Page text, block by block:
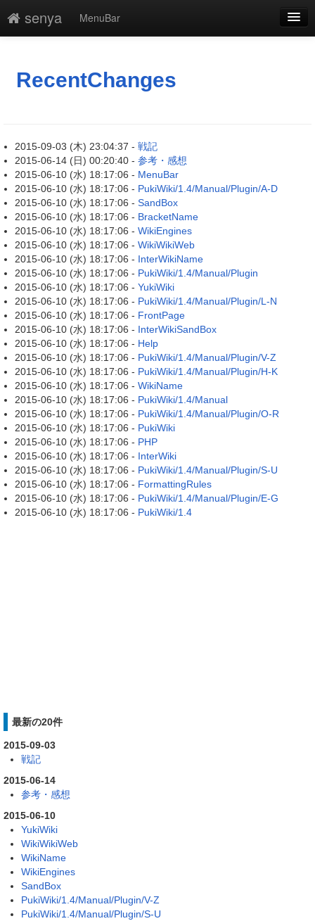
senya
MenuBar
最終更新
RecentChanges
2015-09-03 (木) 23:04:37 - 戦記
2015-06-14 (日) 00:20:40 - 参考・感想
2015-06-10 (水) 18:17:06 - MenuBar
2015-06-10 (水) 18:17:06 - PukiWiki/1.4/Manual/Plugin/A-D
2015-06-10 (水) 18:17:06 - SandBox
2015-06-10 (水) 18:17:06 - BracketName
2015-06-10 (水) 18:17:06 - WikiEngines
2015-06-10 (水) 18:17:06 - WikiWikiWeb
2015-06-10 (水) 18:17:06 - InterWikiName
2015-06-10 (水) 18:17:06 - PukiWiki/1.4/Manual/Plugin
2015-06-10 (水) 18:17:06 - YukiWiki
2015-06-10 (水) 18:17:06 - PukiWiki/1.4/Manual/Plugin/L-N
2015-06-10 (水) 18:17:06 - FrontPage
2015-06-10 (水) 18:17:06 - InterWikiSandBox
2015-06-10 (水) 18:17:06 - Help
2015-06-10 (水) 18:17:06 - PukiWiki/1.4/Manual/Plugin/V-Z
2015-06-10 (水) 18:17:06 - PukiWiki/1.4/Manual/Plugin/H-K
2015-06-10 (水) 18:17:06 - WikiName
2015-06-10 (水) 18:17:06 - PukiWiki/1.4/Manual
2015-06-10 (水) 18:17:06 - PukiWiki/1.4/Manual/Plugin/O-R
2015-06-10 (水) 18:17:06 - PukiWiki
2015-06-10 (水) 18:17:06 - PHP
2015-06-10 (水) 18:17:06 - InterWiki
2015-06-10 (水) 18:17:06 - PukiWiki/1.4/Manual/Plugin/S-U
2015-06-10 (水) 18:17:06 - FormattingRules
2015-06-10 (水) 18:17:06 - PukiWiki/1.4/Manual/Plugin/E-G
2015-06-10 (水) 18:17:06 - PukiWiki/1.4
最新の20件
2015-09-03
戦記
2015-06-14
参考・感想
2015-06-10
YukiWiki
WikiWikiWeb
WikiName
WikiEngines
SandBox
PukiWiki/1.4/Manual/Plugin/V-Z
PukiWiki/1.4/Manual/Plugin/S-U